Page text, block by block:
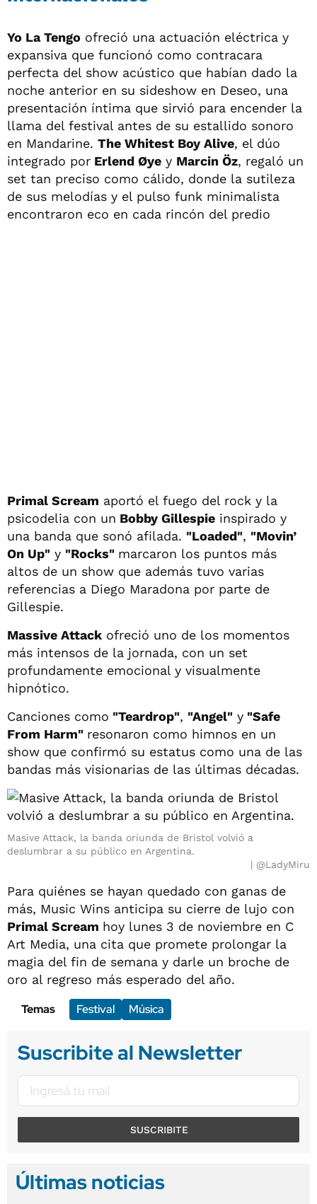
Yo La Tengo ofreció una actuación eléctrica y
expansiva que funcionó como contracara
perfecta del show acústico que habían dado la
noche anterior en su sideshow en Deseo, una
presentación íntima que sirvió para encender la
llama del festival antes de su estallido sonoro
en Mandarine. The Whitest Boy Alive, el dúo
integrado por Erlend Øye y Marcin Öz, regaló un
set tan preciso como cálido, donde la sutileza
de sus melodías y el pulso funk minimalista
encontraron eco en cada rincón del predio
Primal Scream aportó el fuego del rock y la
psicodelia con un Bobby Gillespie inspirado y
una banda que sonó afilada. "Loaded", "Movin’
On Up" y "Rocks" marcaron los puntos más
altos de un show que además tuvo varias
referencias a Diego Maradona por parte de
Gillespie.
Massive Attack ofreció uno de los momentos
más intensos de la jornada, con un set
profundamente emocional y visualmente
hipnótico.
Canciones como "Teardrop", "Angel" y "Safe
From Harm" resonaron como himnos en un
show que confirmó su estatus como una de las
bandas más visionarias de las últimas décadas.
Masive Attack, la banda oriunda de Bristol volvió a
deslumbrar a su público en Argentina.
@LadyMiru
Para quiénes se hayan quedado con ganas de
más, Music Wins anticipa su cierre de lujo con
Primal Scream hoy lunes 3 de noviembre en C
Art Media, una cita que promete prolongar la
magia del fin de semana y darle un broche de
oro al regreso más esperado del año.
Temas
Festival Música
Suscribite al Newsletter
SUSCRIBITE
Últimas noticias